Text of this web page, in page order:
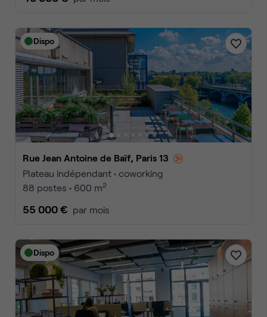
Dispo
Rue Jean Antoine de Baïf, Paris 13
Plateau indépendant • coworking
88 postes • 600 m2
55 000 € par mois
Dispo